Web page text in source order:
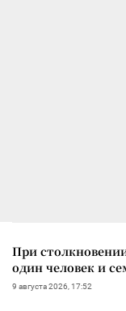
При
один человек и
9 августа 2026, 17:52